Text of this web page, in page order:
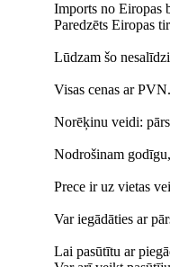
Imports no Eiropas
Paredzēts Eiropas
Lūdzam šo
Visas cenas ar
Norēķinu veidi:
Nodrošinam
Prece ir uz vietas
Var iegādāties ar
Lai pasūtītu ar